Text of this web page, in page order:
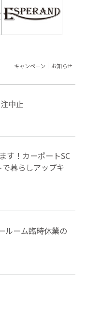
キャンペーン お知らせ
中止
す！カーポートSC
暮らしアップキ
ルーム臨時休業の